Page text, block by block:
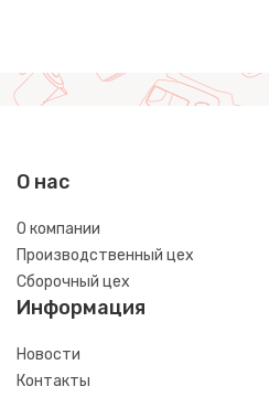
О нас
О компании
Производственный цех
Сборочный цех
Информация
Новости
Контакты